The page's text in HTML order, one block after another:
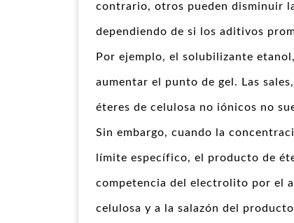
contrario, otros pueden disminuir
dependiendo de si los aditivos
Por ejemplo, el solubilizante
aumentar el punto de gel. Las
éteres de celulosa no iónicos no
Sin embargo, cuando la
límite específico, el producto de
competencia del electrolito por el
celulosa y a la salazón del